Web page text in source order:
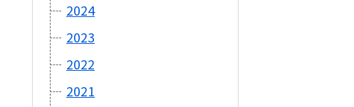
2024
2023
2022
2021